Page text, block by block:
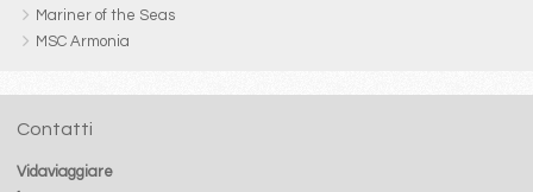
Mariner of the Seas
MSC Armonia
Contatti
Vidaviaggiare